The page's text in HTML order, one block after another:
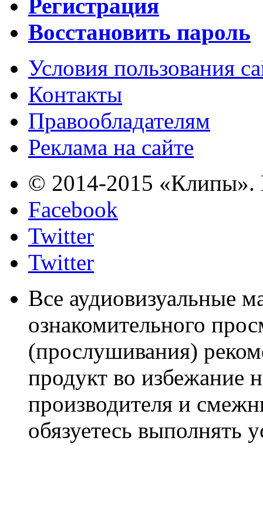
Регистрация
Восстановить пароль
Условия пользования
Контакты
Правообладателям
Реклама на сайте
© 2014-2015 «Клипы».
Facebook
Twitter
Twitter
Все аудиовизуальные
ознакомительного
(прослушивания)
продукт во избежание
производителя и
обязуетесь выполнять